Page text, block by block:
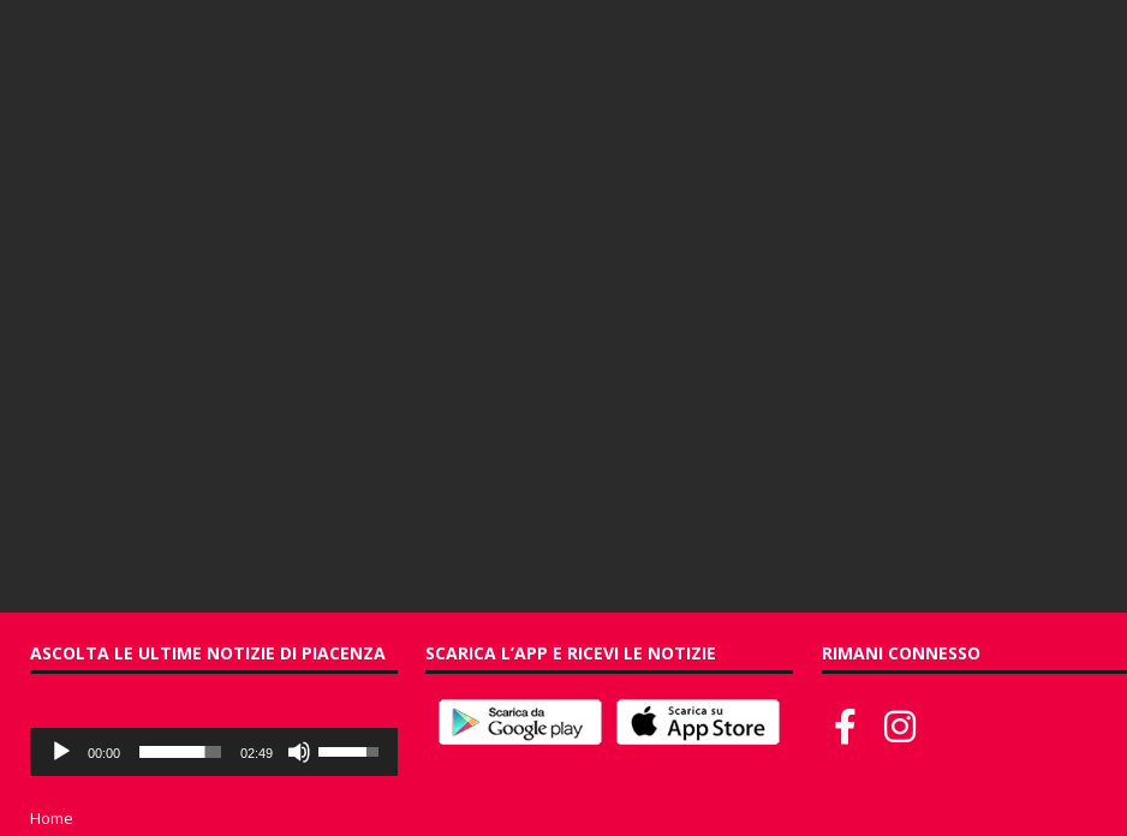
ASCOLTA LE ULTIME NOTIZIE DI PIACENZA
Audio
Player
00:00 02:49
i
Home
SCARICA L’APP E RICEVI LE NOTIZIE RIMANI CONNESSO